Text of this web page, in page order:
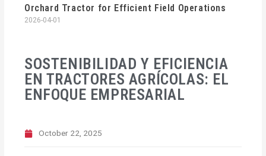
SOSTENIBILIDAD Y EFICIENCIA
EN TRACTORES AGRÍCOLAS: EL
ENFOQUE EMPRESARIAL
October 22, 2025
Orchard Tractor for Efficient Field Operations
2026-04-01